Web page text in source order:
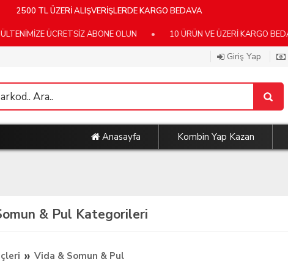
2500 TL ÜZERİ ALIŞVERİŞLERDE KARGO BEDAVA
ÜCRETSİZ ABONE OLUN • 10 ÜRÜN VE ÜZERİ KARGO BEDAVA •
Giriş Yap
Anasayfa Kombin Yap Kazan
& Pul Kategorileri
» Vida & Somun & Pul